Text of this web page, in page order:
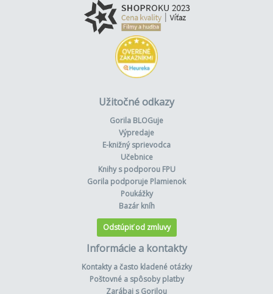
Užitočné odkazy
Gorila BLOGuje
Výpredaje
E-knižný sprievodca
Učebnice
Knihy s podporou FPU
Gorila podporuje Plamienok
Poukážky
Bazár kníh
Odstúpiť od zmluvy
Informácie a kontakty
Kontakty a často kladené otázky
Poštovné a spôsoby platby
Zarábaj s Gorilou